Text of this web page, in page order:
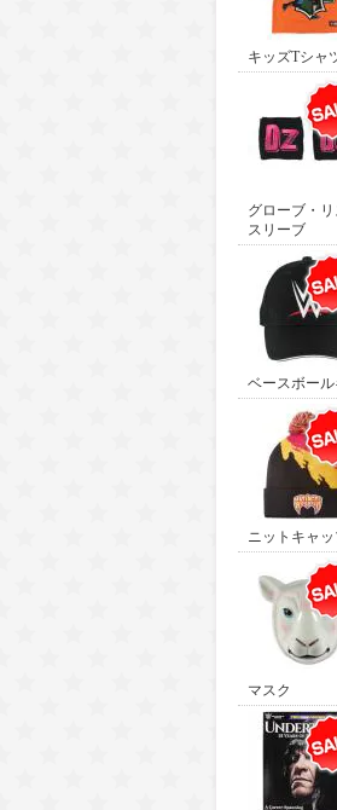
キッズTシャ
グローブ・
スリーブ
ベースボー
ニットキャ
マスク